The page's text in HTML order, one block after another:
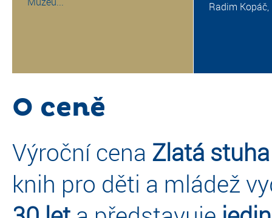
Radim Kopáč,
O ceně
Výroční cena Zlatá stuha
knih pro děti a mládež